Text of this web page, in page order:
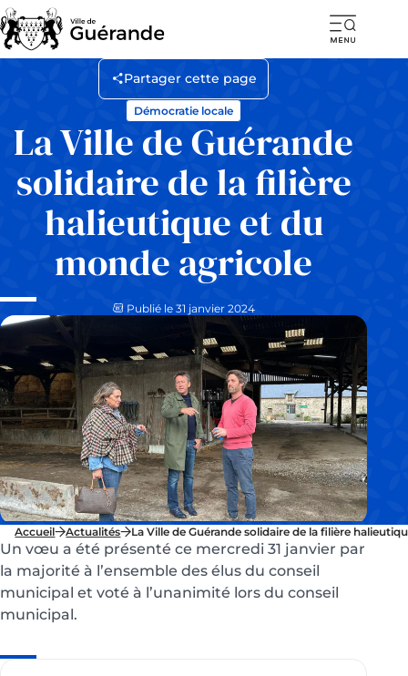
La Ville de Guérande
solidaire de la filière
halieutique et du
monde agricole
Démocratie locale
Publié le 31 janvier 2024
Partager cette page
Accueil Actualités La Ville de Guérande solidaire de la filière
Un vœu a été présenté ce mercredi 31 janvier par
la majorité à l’ensemble des élus du conseil
municipal et voté à l’unanimité lors du conseil
municipal.